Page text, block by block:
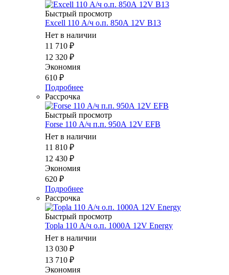
Быстрый просмотр
Excell 110 А/ч о.п. 850А 12V B13
Нет в наличии
11 710 ₽
12 320 ₽
Экономия
610 ₽
Подробнее
Рассрочка
Быстрый просмотр
Forse 110 А/ч п.п. 950А 12V EFB
Нет в наличии
11 810 ₽
12 430 ₽
Экономия
620 ₽
Подробнее
Рассрочка
Быстрый просмотр
Topla 110 А/ч о.п. 1000А 12V Energy
Нет в наличии
13 030 ₽
13 710 ₽
Экономия